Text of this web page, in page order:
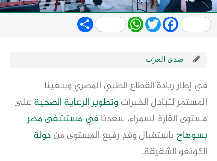
Share WhatsApp
TwitterFacebook
صدى العرب
في إطار ريادة القطاع الطبي المصري وسعينا
المستمر لتبادل الخبراتوتطويرالرعاية الصحية على
مستوى القارة السمراء، سعدنافي مستشفى مصر
بسوهاج باستقبال وفدٍ رفيع المستوى مندولة
الكونغو الشقيقة.